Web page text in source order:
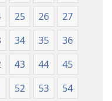
2019)2019)
25 26
27
34 35
36
43 44
45
52 53
54